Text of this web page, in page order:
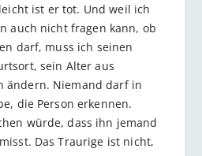
ist er tot. Und weil ich
auch nicht fragen kann, ob
darf, muss ich seinen
sein Alter aus
ändern. Niemand darf in
die Person erkennen.
würde, dass ihn jemand
Das Traurige ist nicht,